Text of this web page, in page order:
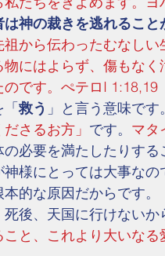
神の裁きを逃れること
から伝わったむなしい
にはよらず、傷もなく
です。ぺテロI 1:18,19
「救う 」と言う意味です。
さるお方」 です。 マタ
必要を満たしたりする
様にとっては大事なの
的な原因だからです。
後、天国に行けないか
と、これより大いなる